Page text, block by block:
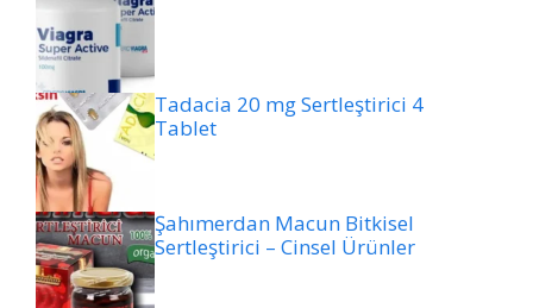
Tadacia 20 mg Sertleştirici 4
Tablet
Şahımerdan Macun Bitkisel
Sertleştirici – Cinsel Ürünler